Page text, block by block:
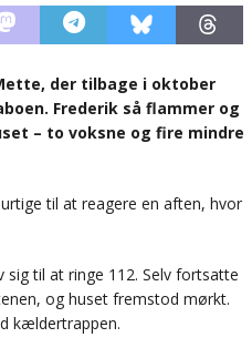
der tilbage i oktober
Frederik så flammer og
– to voksne og fire mindre
til at reagere en aften, hvor
til at ringe 112. Selv fortsatte
og huset fremstod mørkt.
kældertrappen.